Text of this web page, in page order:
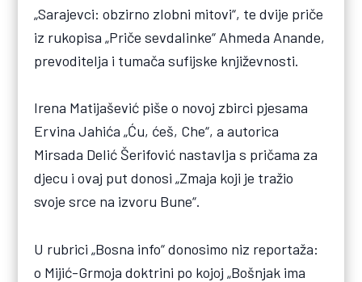
„Sarajevci: obzirno zlobni mitovi“, te dvije priče
iz rukopisa „Priče sevdalinke“ Ahmeda Anande,
prevoditelja i tumača sufijske književnosti.
Irena Matijašević piše o novoj zbirci pjesama
Ervina Jahića „Ću, ćeš, Che“, a autorica
Mirsada Delić Šerifović nastavlja s pričama za
djecu i ovaj put donosi „Zmaja koji je tražio
svoje srce na izvoru Bune“.
U rubrici „Bosna info“ donosimo niz reportaža:
o Mijić-Grmoja doktrini po kojoj „Bošnjak ima